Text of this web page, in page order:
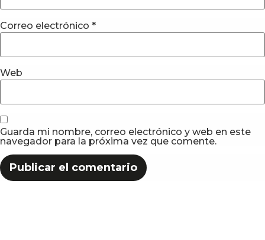
Correo electrónico *
Web
Guarda mi nombre, correo electrónico y web en este
navegador para la próxima vez que comente.